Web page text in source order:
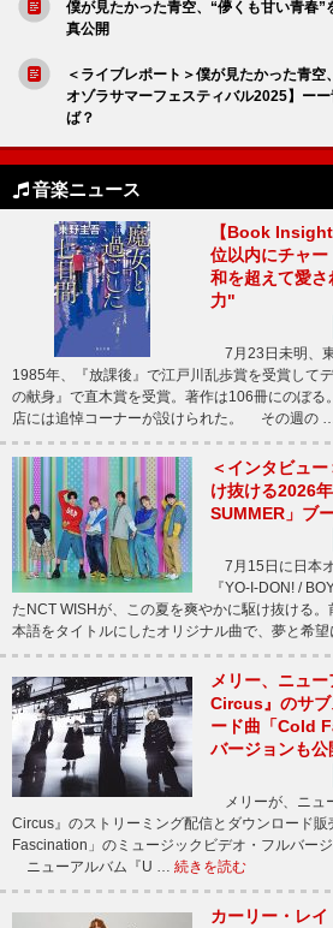
僕が見たかった青空、“儚くも甘い青春”
真公開
＜ライブレポート＞僕が見たかった青
オゾラサマーフェスティバル2025】ー
ば？
音楽ニュース
【Book
位以内にチャ
和を超えて愛
力"
7月23日未明、
1985年、『放課後』で江戸川乱歩賞を受賞して
の献身』で直木賞を受賞。著作は106冊にのぼる
店には追悼コーナーが設けられた。 その週の
＜インタビュ
け抜ける2026
SUMMER」ブ
7月15日に日本
『YO-I-DON! /
たNCT WISHが、この夏を爽やかに駆け抜ける。
本語をタイトルにしたオリジナル曲で、夢と希
メリー、ニュ
Circus』のサ
ード曲「Cold
バージョンも公
メリーが、ニュ
Circus』のストリーミング配信とダウンロード
Fascination」のミュージックビデオ・フルバー
ニューアルバム『U … 続きを読む
カーリー・レ